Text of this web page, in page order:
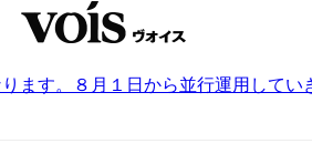
ます。８月１日から並行運用してい